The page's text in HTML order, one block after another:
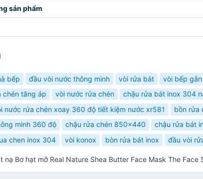
sản phẩm
bếp đầu vòi nước thông minh vòi rửa bát vòi bếp
chén tăng áp
vòi nước rửa chén chậu rửa bát inox 304
nước rửa chén xoay 360 độ tiết kiệm nước xr581
bồn rửa
minh 360 độ
chậu rửa chén 850x440 chậu rửa bát
chen inox 304
vòi konox bòn rửa bát inox đầu vòi
nạ Bơ hạt mỡ Real Nature Shea Butter Face Mask The Face